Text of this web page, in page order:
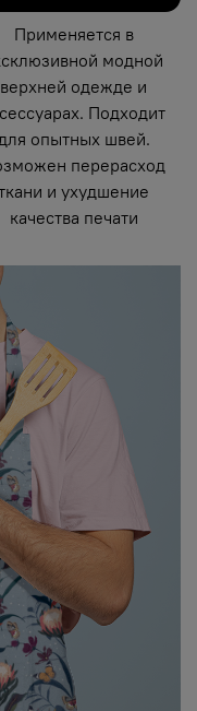
Применяется в
модной
верхней одежде и
Подходит
опытных швей.
перерасход
и ухудшение
качества печати